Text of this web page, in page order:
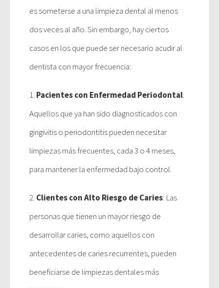
es someterse a una limpieza dental al menos
dos veces al año. Sin embargo, hay ciertos
casos en los que puede ser necesario acudir al
dentista con mayor frecuencia:
1. Pacientes con Enfermedad Periodontal:
Aquellos que ya han sido diagnosticados con
gingivitis o periodontitis pueden necesitar
limpiezas más frecuentes, cada 3 o 4 meses,
para mantener la enfermedad bajo control.
2. Clientes con Alto Riesgo de Caries: Las
personas que tienen un mayor riesgo de
desarrollar caries, como aquellos con
antecedentes de caries recurrentes, pueden
beneficiarse de limpiezas dentales más